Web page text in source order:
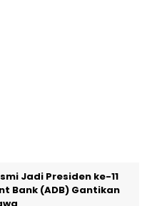
Jadi Presiden ke-11
Bank (ADB) Gantikan